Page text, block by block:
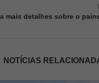
mais detalhes sobre o
NOTÍCIAS